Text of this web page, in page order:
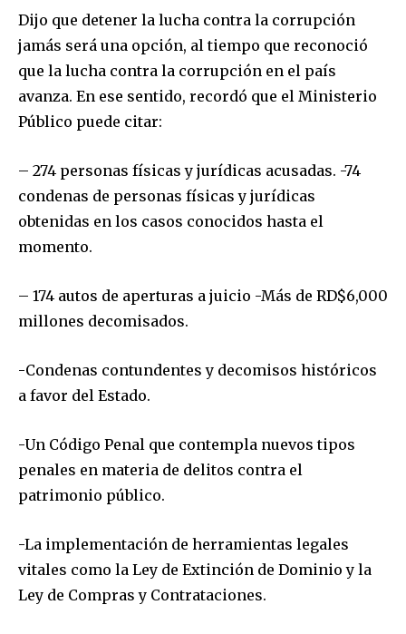
Dijo que detener la lucha contra la corrupción
jamás será una opción, al tiempo que reconoció
que la lucha contra la corrupción en el país
avanza. En ese sentido, recordó que el Ministerio
Público puede citar:
– 274 personas físicas y jurídicas acusadas. -74
condenas de personas físicas y jurídicas
obtenidas en los casos conocidos hasta el
momento.
– 174 autos de aperturas a juicio -Más de RD$6,000
millones decomisados.
-Condenas contundentes y decomisos históricos
a favor del Estado.
-Un Código Penal que contempla nuevos tipos
penales en materia de delitos contra el
patrimonio público.
-La implementación de herramientas legales
vitales como la Ley de Extinción de Dominio y la
Ley de Compras y Contrataciones.